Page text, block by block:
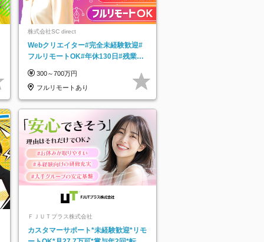
株式会社SC direct
Webクリエイター#完全未経験歓迎#
フルリモートOK#年休130日#残業月
300～700万円
フルリモートあり
ＦＪＵＴプラス株式会社
カスタマーサポート*未経験歓迎*リモ